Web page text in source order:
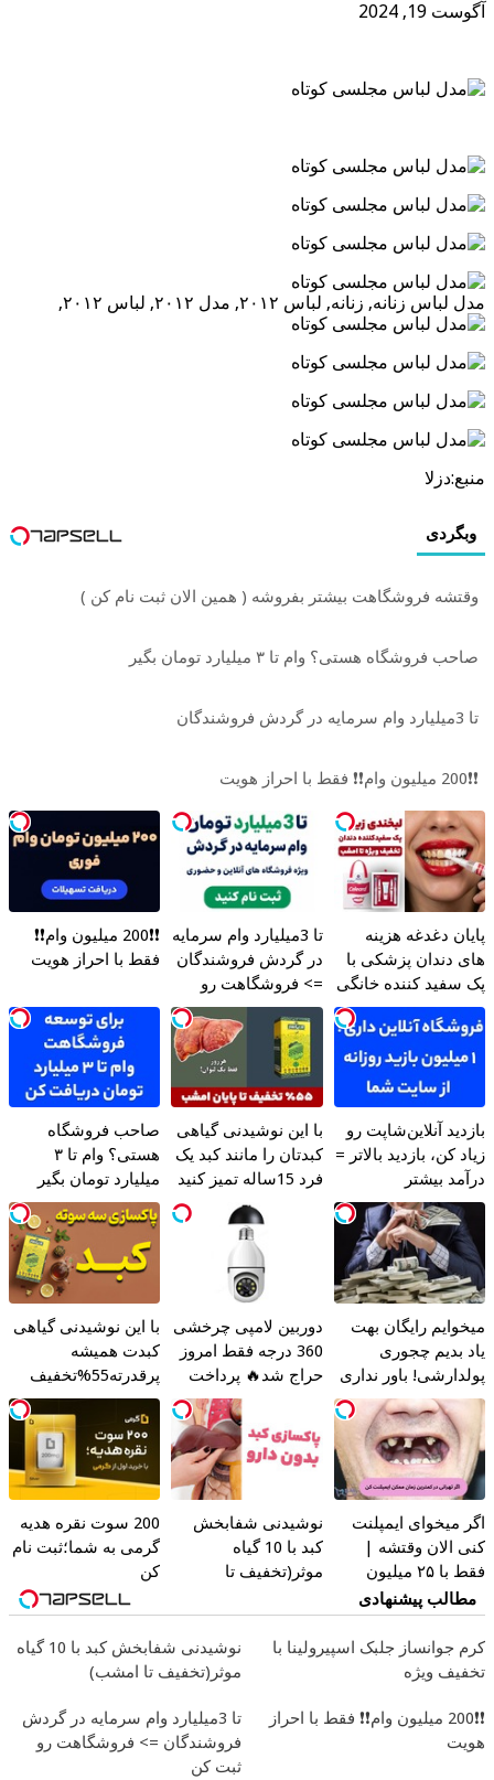
آگوست 19, 2024
مدل لباس زنانه, زنانه, لباس ۲۰۱۲, مدل ۲۰۱۲, لباس ۲۰۱۲,
منبع:دزلا
وبگردی
وقتشه فروشگاهت بیشتر بفروشه ( همین الان ثبت نام کن )
صاحب فروشگاه هستی؟ وام تا ۳ میلیارد تومان بگیر
تا 3میلیارد وام سرمایه در گردش فروشندگان
❗❗200 میلیون وام❗❗ فقط با احراز هویت
پایان دغدغه هزینه
های دندان پزشکی با
پک سفید کننده خانگی
تا 3میلیارد وام سرمایه
در گردش فروشندگان
=> فروشگاهت رو
ثبت کن
❗❗200 میلیون وام❗❗
فقط با احراز هویت
بازدید آنلاین‌شاپت رو
زیاد کن، بازدید بالاتر =
درآمد بیشتر
با این نوشیدنی گیاهی
کبدتان را مانند کبد یک
فرد 15ساله تمیز کنید
صاحب فروشگاه
هستی؟ وام تا ۳
میلیارد تومان بگیر
میخوایم رایگان بهت
یاد بدیم چجوری
پولدارشی! باور نداری
امتحانش مجانیه
دوربین لامپی چرخشی
360 درجه فقط امروز
حراج شد🔥 پرداخت
با این نوشیدنی گیاهی
کبدت همیشه
پرقدرته55%تخفیف
اگر میخوای ایمپلنت
کنی الان وقتشه |
فقط با ۲۵ میلیون
تومان!!!
نوشیدنی شفابخش
کبد با 10 گیاه
موثر(تخفیف تا
200 سوت نقره هدیه
گرمی به شما؛ثبت نام
کن
مطالب پیشنهادی
کرم جوانساز جلبک اسپیرولینا با
تخفیف ویژه
نوشیدنی شفابخش کبد با 10 گیاه
موثر(تخفیف تا امشب)
❗❗200 میلیون وام❗❗ فقط با احراز
هویت
تا 3میلیارد وام سرمایه در گردش
فروشندگان => فروشگاهت رو
ثبت کن